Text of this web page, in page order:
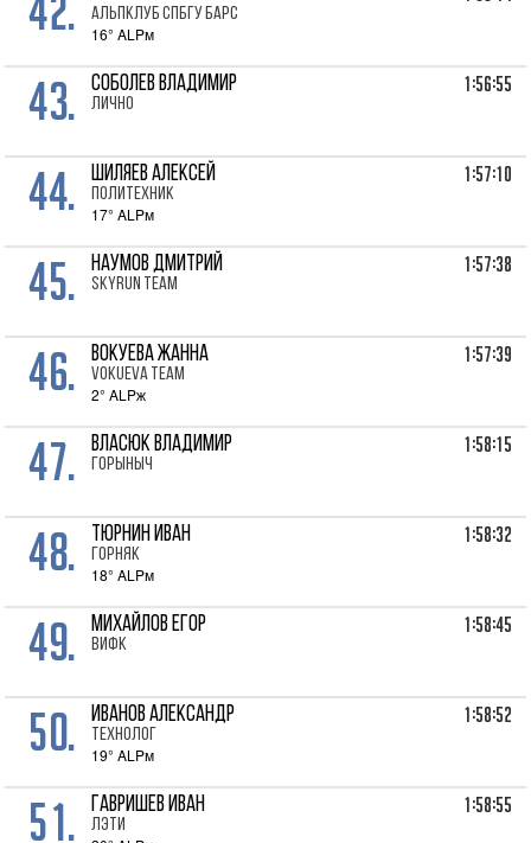
Альпклуб СПбГУ Барс
16° ALPм
43. СОБОЛЕВ Владимир
лично
1:56:55
44. ШИЛЯЕВ Алексей
Политехник
17° ALPм
1:57:10
45. НАУМОВ Дмитрий
SKYRUN TEAM
1:57:38
46. ВОКУЕВА Жанна
VOKUEVA TEAM
2° ALPж
1:57:39
47. ВЛАСЮК Владимир
Горыныч
1:58:15
48. ТЮРНИН Иван
Горняк
18° ALPм
1:58:32
49. МИХАЙЛОВ Егор
ВИФК
1:58:45
50. ИВАНОВ Александр
Технолог
19° ALPм
1:58:52
51. ГАВРИШЕВ Иван
ЛЭТИ
1:58:55